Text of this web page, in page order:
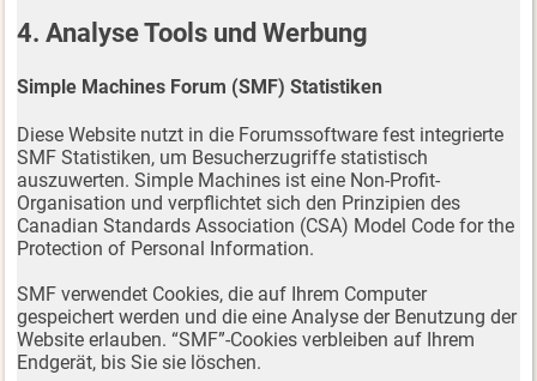
4. Analyse Tools und Werbung
Simple Machines Forum (SMF) Statistiken
Diese Website nutzt in die Forumssoftware fest integrierte
SMF Statistiken, um Besucherzugriffe statistisch
auszuwerten. Simple Machines ist eine Non-Profit-
Organisation und verpflichtet sich den Prinzipien des
Canadian Standards Association (CSA) Model Code for the
Protection of Personal Information.
SMF verwendet Cookies, die auf Ihrem Computer
gespeichert werden und die eine Analyse der Benutzung der
Website erlauben. “SMF”-Cookies verbleiben auf Ihrem
Endgerät, bis Sie sie löschen.